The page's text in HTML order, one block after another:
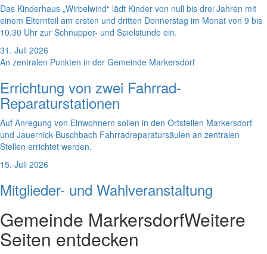
Das Kinderhaus „Wirbelwind“ lädt Kinder von null bis drei Jahren mit
einem Elternteil am ersten und dritten Donnerstag im Monat von 9 bis
10.30 Uhr zur Schnupper- und Spielstunde ein.
31. Juli 2026
An zentralen Punkten in der Gemeinde Markersdorf
Errichtung von zwei Fahrrad-
Reparaturstationen
Auf Anregung von Einwohnern sollen in den Ortsteilen Markersdorf
und Jauernick-Buschbach Fahrradreparatursäulen an zentralen
Stellen errichtet werden.
15. Juli 2026
Mitglieder- und Wahlveranstaltung
Gemeinde MarkersdorfWeitere
Seiten entdecken